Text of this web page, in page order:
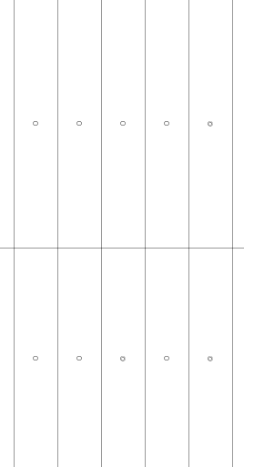
○ ○ ○ ○ ◎
○ ○ ◎ ○ ◎